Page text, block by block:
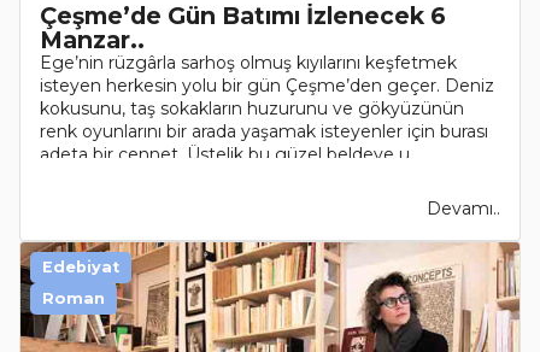
Çeşme’de Gün Batımı İzlenecek 6
Manzar..
Ege’nin rüzgârla sarhoş olmuş kıyılarını keşfetmek
isteyen herkesin yolu bir gün Çeşme’den geçer. Deniz
kokusunu, taş sokakların huzurunu ve gökyüzünün
renk oyunlarını bir arada yaşamak isteyenler için burası
adeta bir cennet. Üstelik bu güzel beldeye u..
Devamı..
Edebiyat
Roman